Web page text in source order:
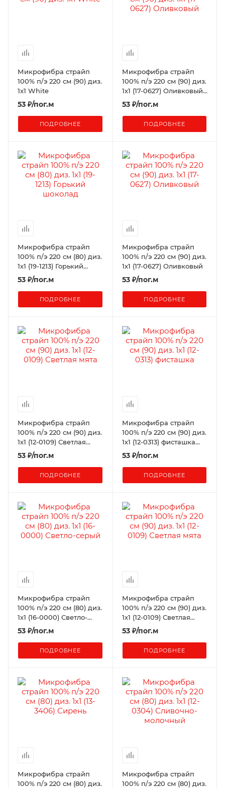
Микрофибра страйп
100% п/э 220 см (90) диз.
1x1 White
53 ₽/пог.м
ПОДРОБНЕЕ
Микрофибра страйп
100% п/э 220 см (90) диз.
1х1 (17-0627) Оливковый
(К+)
53₽/пог.м
ПОДРОБНЕЕ
Микрофибра страйп
100% п/э 220 см (80) диз.
1х1 (19-1213) Горький
шоколад
53 ₽/пог.м
ПОДРОБНЕЕ
Микрофибра страйп
100% п/э 220 см (90) диз.
1х1 (17-0627) Оливковый
53₽/пог.м
ПОДРОБНЕЕ
Микрофибра страйп
100% п/э 220 см (90) диз.
1х1 (12-0109) Светлая
мята
53 ₽/пог.м
ПОДРОБНЕЕ
Микрофибра страйп
100% п/э 220 см (90) диз.
1х1 (12-0313) фисташка
(К+)
53₽/пог.м
ПОДРОБНЕЕ
Микрофибра страйп
100% п/э 220 см (80) диз.
1х1 (16-0000) Светло-
серый
53 ₽/пог.м
ПОДРОБНЕЕ
Микрофибра страйп
100% п/э 220 см (90) диз.
1х1 (12-0109) Светлая
мята (К+)
53₽/пог.м
ПОДРОБНЕЕ
Микрофибра страйп
100% п/э 220 см (80) диз.
Микрофибра страйп
100% п/э 220 см (80) диз.